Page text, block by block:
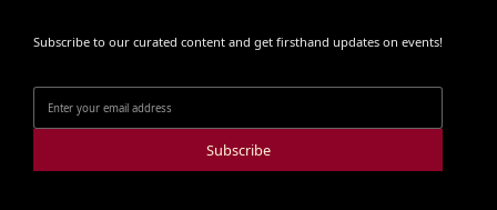
Subscribe to our curated content and get firsthand updates on events!
Subscribe